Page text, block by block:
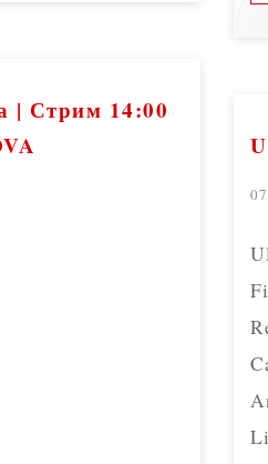
| Стрим 14:00